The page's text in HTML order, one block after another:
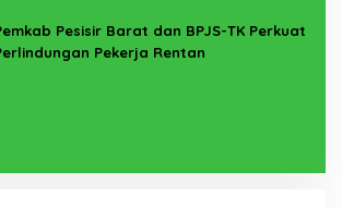
Pesisir Barat dan BPJS-TK Perkuat
Pekerja Rentan